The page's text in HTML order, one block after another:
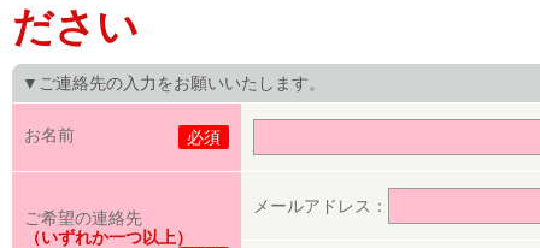
ださい
▼ご連絡先の入力をお願いいたします。
お名前 必須
ご希望の連絡先
（いずれか一つ以上）
メールアドレス：